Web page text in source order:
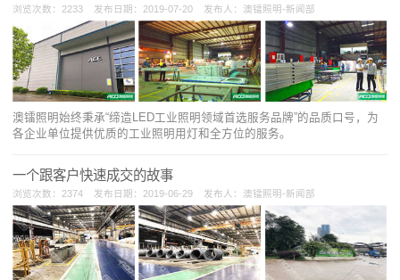
浏览次数：2233 发布日期：2019-07-20 发布人：澳镭照明-新闻部
澳镭照明始终秉承“缔造LED工业照明领域首选服务品牌”的品质口号，为
各企业单位提供优质的工业照明用灯和全方位的服务。
一个跟客户快速成交的故事
浏览次数：2374 发布日期：2019-06-29 发布人：澳镭照明-新闻部